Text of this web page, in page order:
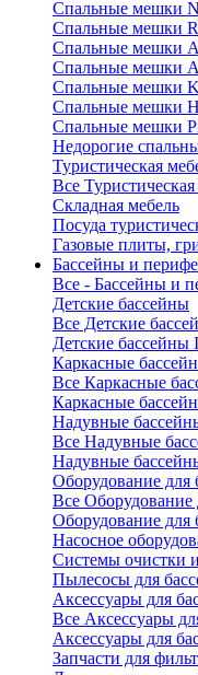
Спальные мешки
Спальные мешки
Спальные мешки
Спальные мешки
Спальные мешки
Спальные мешки
Спальные мешки
Недорогие
Туристическая
Все
Складная мебель
Посуда
Газовые плиты,
Бассейны и
Все - Бассейны и
Детские бассейны
Все Детские
Детские бассейны
Каркасные
Все Каркасные
Каркасные
Надувные
Все Надувные
Надувные
Оборудование для
Все Оборудование
Оборудование для
Насосное
Системы очистки
Пылесосы для
Аксессуары для
Все Аксессуары
Аксессуары для
Запчасти для